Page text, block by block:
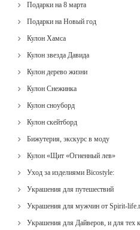
Подарки на 8 марта
Подарки на Новый год
Кулон Хамса
Кулон звезда Давида
Кулон дерево жизни
Кулон Снежинка
Кулон сноуборд
Кулон скейтборд
Бижутерия, экскурс в моду
Кулон «Щит «Огненный лев»
Уход за изделиями Bicostyle:
Украшения для путешествий
Украшения для мужчин от Spirit-
Украшения для Дайверов, и для тех